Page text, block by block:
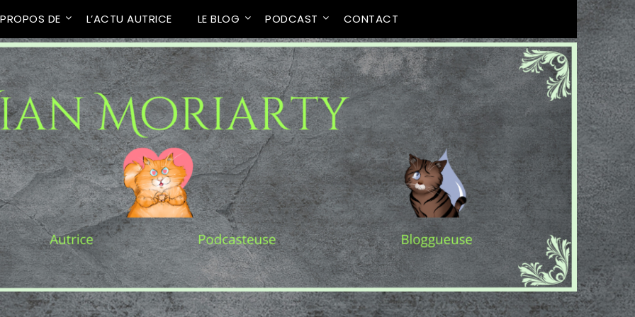
DE L’ACTU AUTRICE LE BLOG PODCAST CONTACT